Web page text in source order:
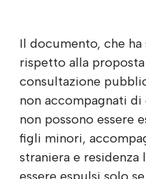
Il documento, che
rispetto alla
consultazione
non accompagnati di
non possono essere
figli minori,
straniera e